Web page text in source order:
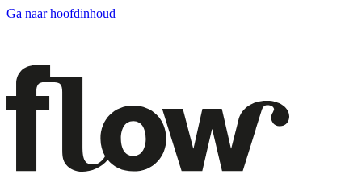
Ga naar hoofdinhoud